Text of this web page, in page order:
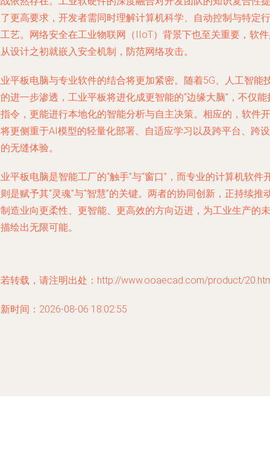
更高要求，开发者需同时理解计算机科学、自动控制与特定行
艺。网络安全在工业物联网（IIoT）背景下也至关重要，软
设计之初就嵌入安全机制，防范网络攻击。
平板电脑与专业软件的结合将更加紧密。随着5G、人工智能
进一步渗透，工业平板将进化成更智能的“边缘大脑”，不仅能
令，更能进行本地化的智能分析与自主决策。相应的，软件开
更侧重于AI模型的轻量化部署、自适应学习以及跨平台、跨设
无缝体验。
平板电脑是智能工厂的“触手”与“窗口”，而专业的计算机软件
是赋予其“灵魂”与“智慧”的关键。两者的协同创新，正持续推
造业向更柔性、更智能、更高效的方向迈进，为工业生产的未
绘出无限可能。
转载，请注明出处：http://www.ooaecad.com/product/
时间：2026-08-06 18:02:55